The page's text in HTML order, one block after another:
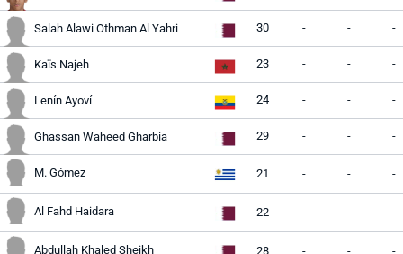
Salah Alawi Othman Al Yahri 30 - - -
Kaïs Najeh 23 - - -
Lenín Ayoví 24 - - -
Ghassan Waheed Gharbia 29 - - -
M. Gómez 21 - - -
Al Fahd Haidara 22 - - -
Abdullah Khaled Sheikh 28 - - -